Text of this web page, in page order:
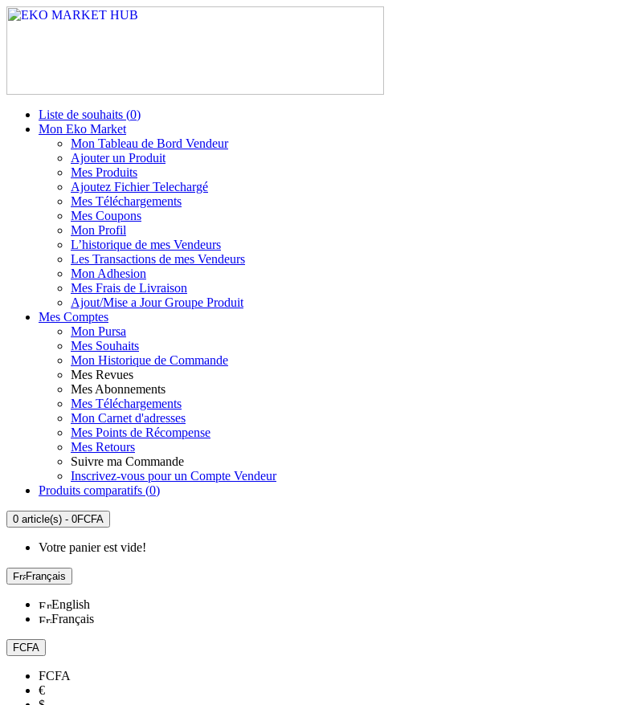
Liste de souhaits (0)
Mon Eko Market
Mon Tableau de Bord Vendeur
Ajouter un Produit
Mes Produits
Ajoutez Fichier Telechargé
Mes Téléchargements
Mes Coupons
Mon Profil
L’historique de mes Vendeurs
Les Transactions de mes Vendeurs
Mon Adhesion
Mes Frais de Livraison
Ajout/Mise a Jour Groupe Produit
Mes Comptes
Mon Pursa
Mes Souhaits
Mon Historique de Commande
Mes Revues
Mes Abonnements
Mes Téléchargements
Mon Carnet d'adresses
Mes Points de Récompense
Mes Retours
Suivre ma Commande
Inscrivez-vous pour un Compte Vendeur
Produits comparatifs (0)
0 article(s) - 0FCFA
Votre panier est vide!
Français
English
Français
FCFA
FCFA
€